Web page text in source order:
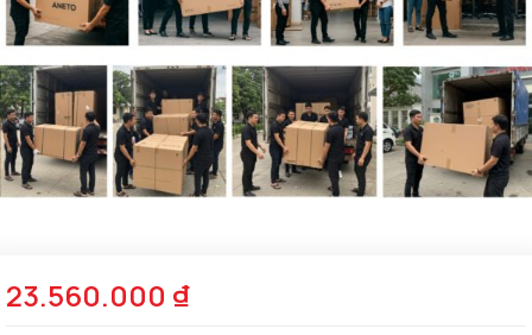
23.560.000 ₫